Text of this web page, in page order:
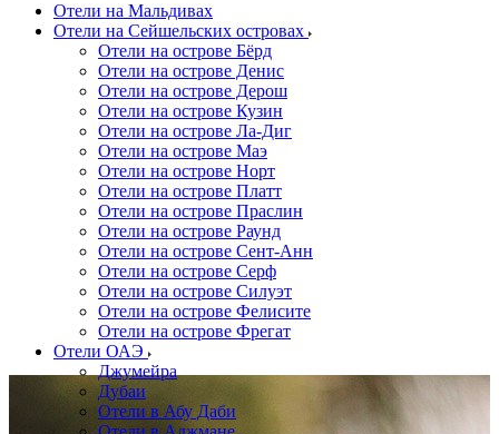
Отели на Мальдивах
Отели на Сейшельских островах
Отели на острове Бёрд
Отели на острове Денис
Отели на острове Дерош
Отели на острове Кузин
Отели на острове Ла-Диг
Отели на острове Маэ
Отели на острове Норт
Отели на острове Платт
Отели на острове Праслин
Отели на острове Раунд
Отели на острове Сент-Анн
Отели на острове Серф
Отели на острове Силуэт
Отели на острове Фелисите
Отели на острове Фрегат
Отели ОАЭ
Джумейра
Дубаи
Отели в Абу Даби